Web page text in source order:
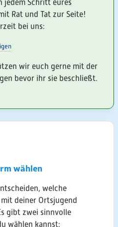
jedem Schritt eures
Rat und Tat zur Seite!
bei uns:
wir euch gerne mit der
bevor ihr sie beschließt.
wählen
welche
deiner Ortsjugend
gibt zwei sinnvolle
wählen kannst: